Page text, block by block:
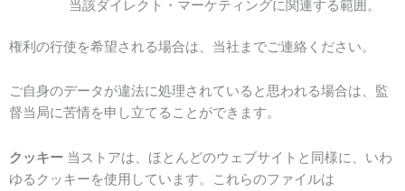
当該ダイレクト・マーケティングに関連する範囲。
権利の行使を希望される場合は、当社までご連絡ください。
ご自身のデータが違法に処理されていると思われる場合は、監
督当局に苦情を申し立てることができます。
クッキー 当ストアは、ほとんどのウェブサイトと同様に、いわ
ゆるクッキーを使用しています。これらのファイルは